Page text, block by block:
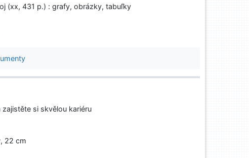
(xx, 431 p.) : grafy, obrázky, tabuľky
zajistěte si skvělou kariéru
22 cm